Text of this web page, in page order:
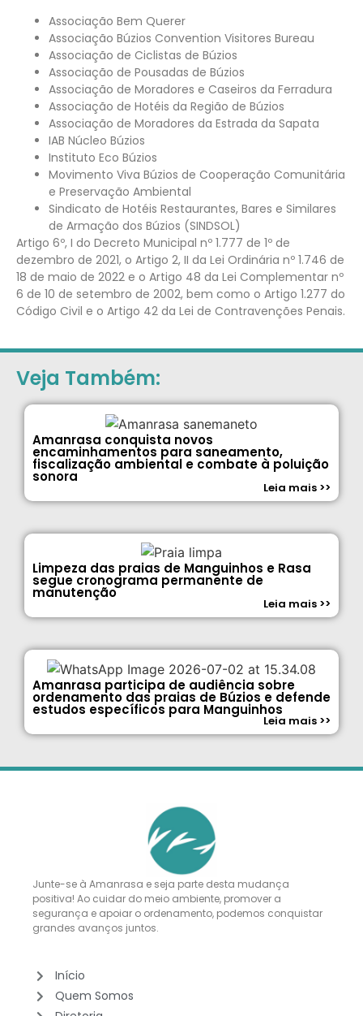
Associação Bem Querer
Associação Búzios Convention Visitores Bureau
Associação de Ciclistas de Búzios
Associação de Pousadas de Búzios
Associação de Moradores e Caseiros da Ferradura
Associação de Hotéis da Região de Búzios
Associação de Moradores da Estrada da Sapata
IAB Núcleo Búzios
Instituto Eco Búzios
Movimento Viva Búzios de Cooperação Comunitária
e Preservação Ambiental
Sindicato de Hotéis Restaurantes, Bares e Similares
de Armação dos Búzios (SINDSOL)
Artigo 6º, I do Decreto Municipal nº 1.777 de 1º de
dezembro de 2021, o Artigo 2, II da Lei Ordinária nº 1.746 de
18 de maio de 2022 e o Artigo 48 da Lei Complementar nº
6 de 10 de setembro de 2002, bem como o Artigo 1.277 do
Código Civil e o Artigo 42 da Lei de Contravenções Penais.
Veja Também:
Amanrasa conquista novos
encaminhamentos para saneamento,
fiscalização ambiental e combate à poluição
sonora
Leia mais >>
Limpeza das praias de Manguinhos e Rasa
segue cronograma permanente de
manutenção
Leia mais >>
Amanrasa participa de audiência sobre
ordenamento das praias de Búzios e defende
estudos específicos para Manguinhos
Leia mais >>
Junte-se à Amanrasa e seja parte desta mudança
positiva! Ao cuidar do meio ambiente, promover a
segurança e apoiar o ordenamento, podemos conquistar
grandes avanços juntos.
Início
Quem Somos